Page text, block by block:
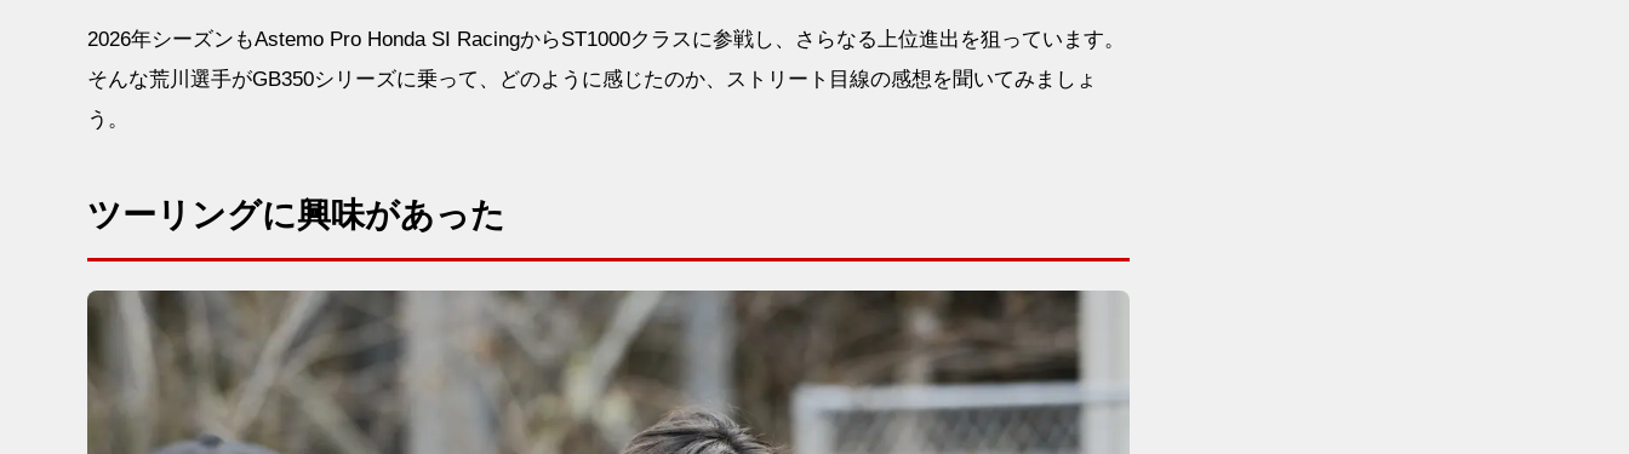
2026年シーズンもAstemo Pro Honda SI RacingからST1000クラスに参戦し、さらなる上位進出を狙っています。
そんな荒川選手がGB350シリーズに乗って、どのように感じたのか、ストリート目線の感想を聞いてみましょ
う。
ツーリングに興味があった